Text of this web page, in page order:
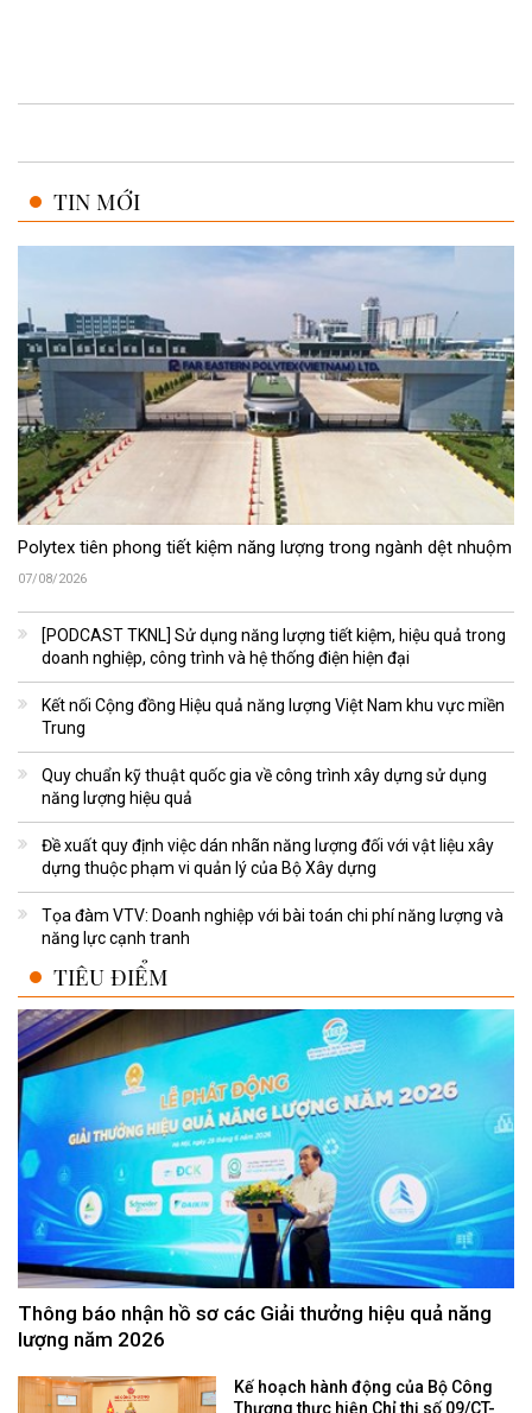
TIN MỚI
Polytex tiên phong tiết kiệm năng lượng trong ngành dệt nhuộm
07/08/2026
[PODCAST TKNL] Sử dụng năng lượng tiết kiệm, hiệu quả trong
doanh nghiệp, công trình và hệ thống điện hiện đại
Kết nối Cộng đồng Hiệu quả năng lượng Việt Nam khu vực miền
Trung
Quy chuẩn kỹ thuật quốc gia về công trình xây dựng sử dụng
năng lượng hiệu quả
Đề xuất quy định việc dán nhãn năng lượng đối với vật liệu xây
dựng thuộc phạm vi quản lý của Bộ Xây dựng
Tọa đàm VTV: Doanh nghiệp với bài toán chi phí năng lượng và
năng lực cạnh tranh
TIÊU ĐIỂM
Thông báo nhận hồ sơ các Giải thưởng hiệu quả năng
lượng năm 2026
Kế hoạch hành động của Bộ Công
Thương thực hiện Chỉ thị số 09/CT-